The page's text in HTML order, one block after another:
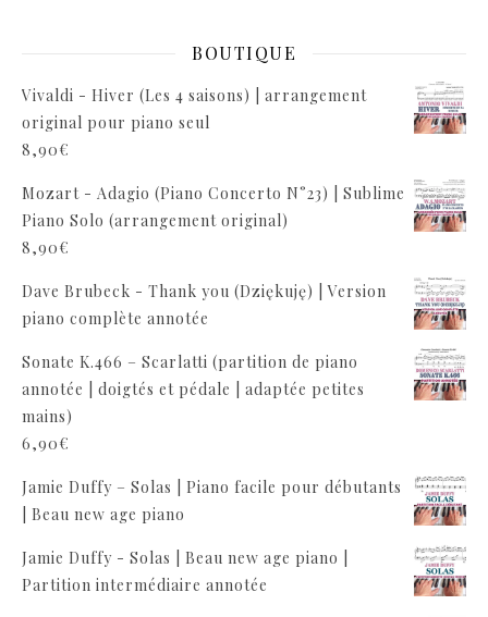
BOUTIQUE
Vivaldi - Hiver (Les 4 saisons) | arrangement
original pour piano seul
8,90€
Mozart - Adagio (Piano Concerto N°23) | Sublime
Piano Solo (arrangement original)
8,90€
Dave Brubeck - Thank you (Dziękuję) | Version
piano complète annotée
Sonate K.466 – Scarlatti (partition de piano
annotée | doigtés et pédale | adaptée petites
mains)
6,90€
Jamie Duffy – Solas | Piano facile pour débutants
| Beau new age piano
Jamie Duffy - Solas | Beau new age piano |
Partition intermédiaire annotée